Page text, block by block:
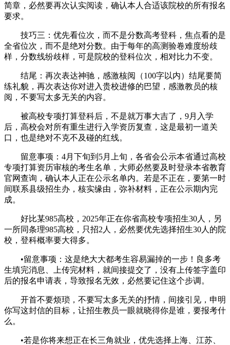
简章，必然要再次认实阅读，确认本人合适该院校的所有报名
要求。
技巧三：优先看位次，而不是分数高考登科，焦点看的是
全省位次，而不是绝对分数。由于每年的高测验卷难度纷歧
样，分数线纷歧样，可是院校的登科位次，相对比力不变。
结尾：再次表达神驰，感激核阅（100字以内）结尾要简
练礼貌，再次表达你对进入贵校进修的巴望，感激教员的核
阅，不要写太多无关的内容。
被高校专项打算登科后，不是就万事大吉了，9月入学
后，高校会对所有重生进行入学资历复查，这是最初一道关
口，也是绝对不克不及碰的红线。
留意事项：4月下旬到5月上旬，各省会公示本省通过高校
专项打算资历审核的考生名单，大师必然要及时登录本省教育
官网查询，确认本人正在公示名单内。若是不正在，要第一时
间联系县级招生办，核实缘由，弥补材料，正在公示期内完
成。
好比某985高校，2025年正在你省高校专项招生30人，另
一所同条理985高校，只招2人，必然要优先选择招生30人的院
校，登科概率要大得多。
•留意事项：这是绝大大都考生容易漏掉的一步！良多考
生填完消息、上传完材料，就间接提交了，没有上传签字盖印
后的报名申请表，导致报名无效，必然要记住这个步调。
开首不要烦琐，不要写太多无关的抒情，间接引见，申明
你写这封信的目标，让招生教员一眼就晓得你是谁，要报考什
么。
•若是你将来想正在长三角就业，优先选择上海、江苏、